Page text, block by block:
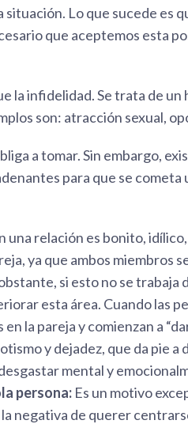
Lo que sucede es
que aceptemos esta
la infidelidad. Se trata de
son: atracción sexual,
a tomar. Sin embargo,
para que se cometa
una relación es bonito, idílico,
ya que ambos miembros
si esto no se trabaja
esta área. Cuando las
la pareja y comienzan a
y dejadez, que da pie a
mental y
persona: Es un motivo
negativa de querer